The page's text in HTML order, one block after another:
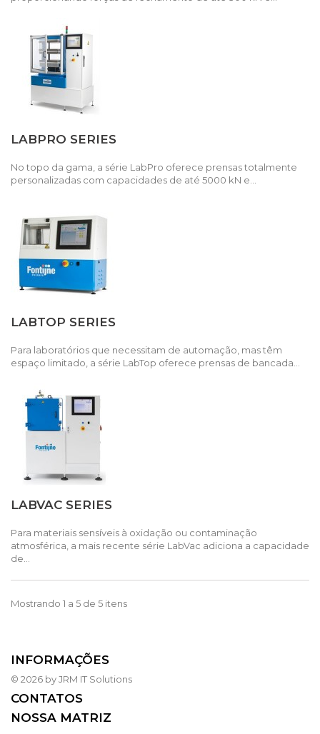
LABPRO SERIES
No topo da gama, a série LabPro oferece prensas totalmente
personalizadas com capacidades de até 5000 kN e...
LABTOP SERIES
Para laboratórios que necessitam de automação, mas têm
espaço limitado, a série LabTop oferece prensas de bancada...
LABVAC SERIES
Para materiais sensíveis à oxidação ou contaminação
atmosférica, a mais recente série LabVac adiciona a capacidade
de...
Mostrando 1 a 5 de 5 itens
INFORMAÇÕES
© 2026 by JRM IT Solutions
CONTATOS
NOSSA MATRIZ